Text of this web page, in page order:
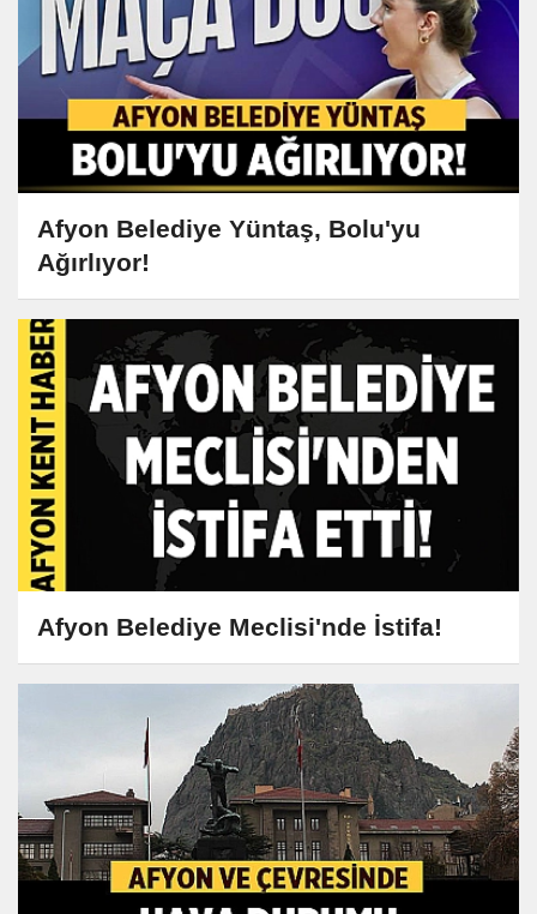
Afyon Belediye Yüntaş, Bolu'yu
Ağırlıyor!
Afyon Belediye Meclisi'nde İstifa!